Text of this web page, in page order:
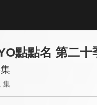
點點名 第二十
集